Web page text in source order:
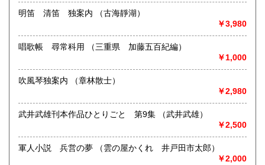
す。
どうぞお気軽にご相談ください。
取り扱い分野
歴史、社会科学、自然科学、美術工芸、国語国文、古典籍、
明笛 清笛 独案内 （古海靜湖）
￥3,980
唱歌帳 尋常科用 （三重県 加藤五百紀編）
￥1,000
吹風琴独案内 （章林散士）
￥2,980
武井武雄刊本作品ひとりごと 第9集 （武井武雄）
￥2,500
軍人小説 兵営の夢 （雲の屋かくれ 井戸田市太郎）
￥2,000